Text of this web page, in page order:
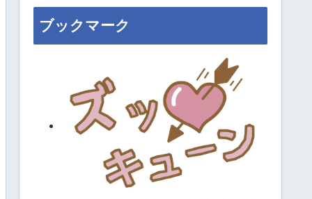
ブックマーク